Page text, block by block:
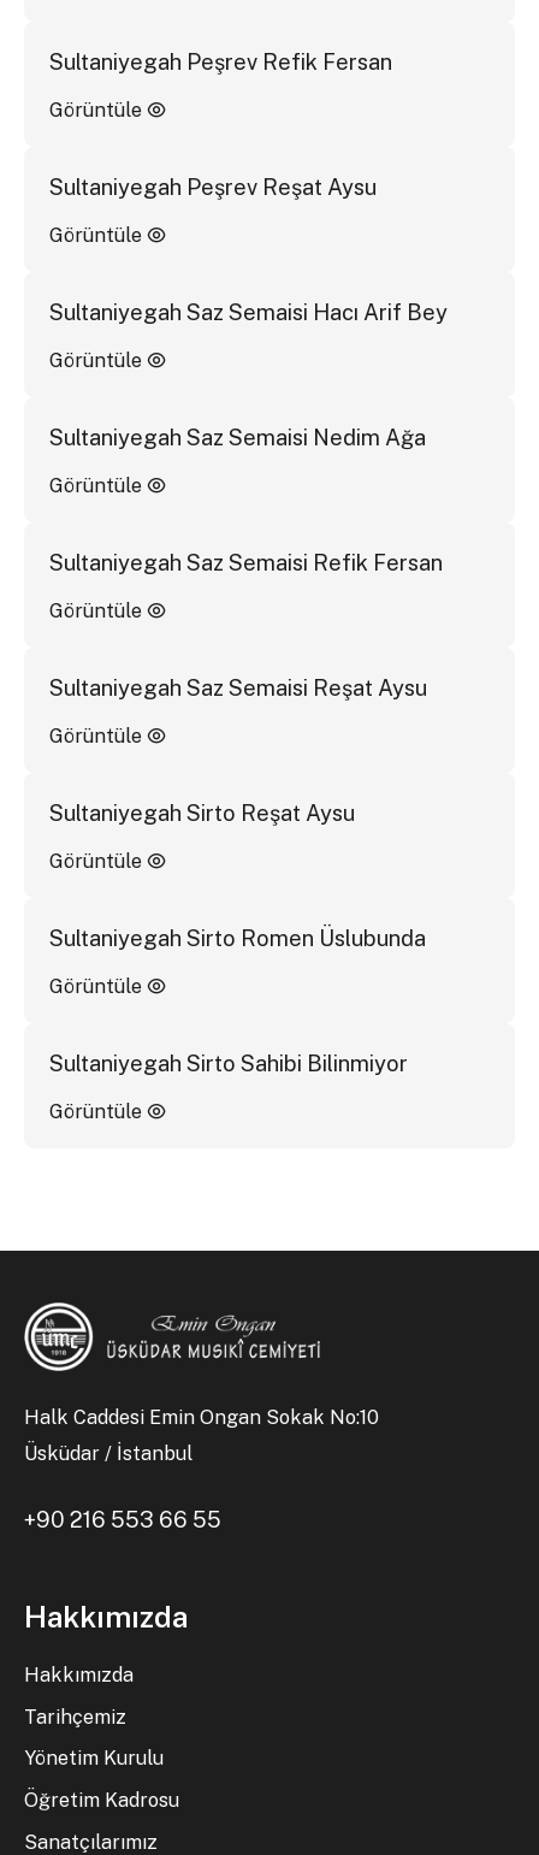
Sultaniyegah Peşrev Refik Fersan
Görüntüle
Sultaniyegah Peşrev Reşat Aysu
Görüntüle
Sultaniyegah Saz Semaisi Hacı Arif Bey
Görüntüle
Sultaniyegah Saz Semaisi Nedim Ağa
Görüntüle
Sultaniyegah Saz Semaisi Refik Fersan
Görüntüle
Sultaniyegah Saz Semaisi Reşat Aysu
Görüntüle
Sultaniyegah Sirto Reşat Aysu
Görüntüle
Sultaniyegah Sirto Romen Üslubunda
Görüntüle
Sultaniyegah Sirto Sahibi Bilinmiyor
Görüntüle
Halk Caddesi Emin Ongan Sokak No:10
Üsküdar / İstanbul
+90 216 553 66 55
Hakkımızda
Hakkımızda
Tarihçemiz
Yönetim Kurulu
Öğretim Kadrosu
Sanatçılarımız